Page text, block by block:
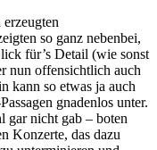
so ganz nebenbei,
für’s Detail (wie sonst
nun offensichtlich auch
kann so etwas ja auch
gnadenlos unter.
gar nicht gab – boten
Konzerte, das dazu